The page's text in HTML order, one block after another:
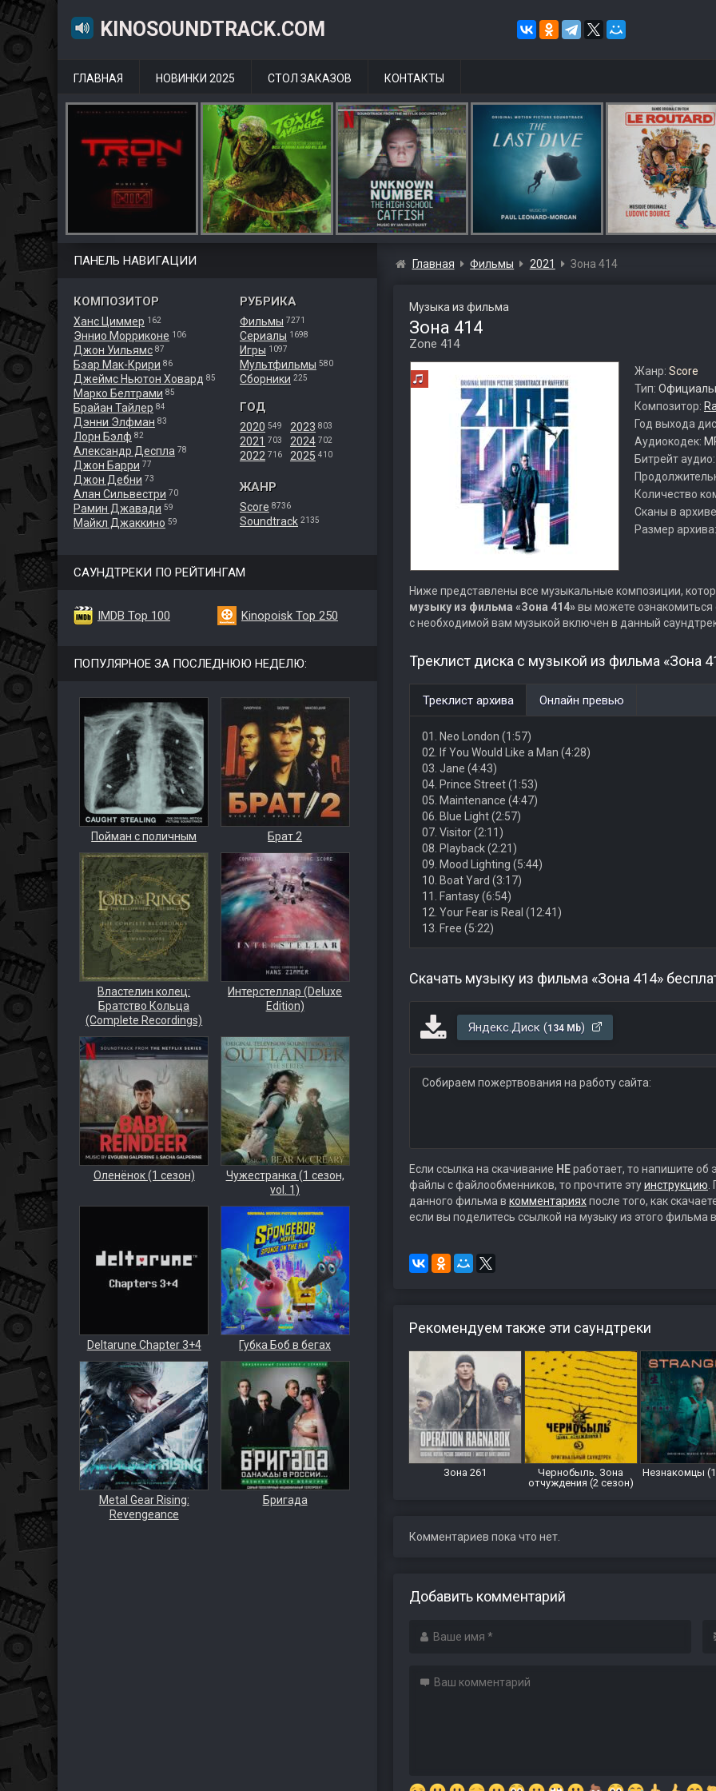
KINOSOUNDTRACK.COM
ГЛАВНАЯ НОВИНКИ 2025 СТОЛ ЗАКАЗОВ КОНТАКТЫ
ПАНЕЛЬ НАВИГАЦИИ
КОМПОЗИТОР
Ханс Циммер 162
Эннио Морриконе 106
Джон Уильямс 87
Бэар Мак-Крири 86
Джеймс Ньютон Ховард 85
Марко Белтрами 85
Брайан Тайлер 84
Дэнни Элфман 83
Лорн Бэлф 82
Александр Деспла 78
Джон Барри 77
Джон Дебни 73
Алан Сильвестри 70
Рамин Джавади 59
Майкл Джаккино 59
РУБРИКА
Фильмы 7271
Сериалы 1698
Игры 1097
Мультфильмы 580
Сборники 225
ГОД
2020 549
2021 703
2022 716
2023 803
2024 702
2025 410
ЖАНР
Score 8736
Soundtrack 2135
САУНДТРЕКИ ПО РЕЙТИНГАМ
IMDB Top 100 Kinopoisk Top 250
ПОПУЛЯРНОЕ ЗА ПОСЛЕДНЮЮ НЕДЕЛЮ:
Пойман с поличным Брат 2
Властелин колец:
Братство Кольца
(Complete Recordings)
Интерстеллар (Deluxe
Edition)
Оленёнок (1 сезон)
Чужестранка (1 сезон,
vol. 1)
Deltarune Chapter 3+4 Губка Боб в бегах
Metal Gear Rising:
Revengeance
Бригада
Главная Фильмы 2021 Зона 414
Музыка из фильма
Зона 414
Zone 414
Жанр: Score
Тип:
Композитор:
Год выхода
Аудиокодек:
Битрейт
Количество
Сканы в
Размер
Ниже представлены все музыкальные композиции,
музыку из фильма «Зона 414»вы можете ознакомиться
с необходимой вам музыкой включен в данный
Треклист диска с музыкой из фильма «Зона
Треклист архива Онлайн превью
01. Neo London (1:57)
02. If You Would Like a Man (4:28)
03. Jane (4:43)
04. Prince Street (1:53)
05. Maintenance (4:47)
06. Blue Light (2:57)
07. Visitor (2:11)
08. Playback (2:21)
09. Mood Lighting (5:44)
10. Boat Yard (3:17)
11. Fantasy (6:54)
12. Your Fear is Real (12:41)
13. Free (5:22)
Скачать музыку из фильма «Зона 414»
Яндекс.Диск (134 Mb)
Собираем пожертвования на работу сайта:
Если ссылка на скачивание НЕработает, то напишите об
файлы с файлообменников, то прочтите этуинструкцию
данного фильма в комментарияхпосле того, как
если вы поделитесь ссылкой на музыку из этого фильма
Рекомендуем также эти саундтреки
Зона 261
Чернобыль. Зона
отчуждения (2 сезон)
Незнакомцы
Комментариев пока что нет.
Добавить комментарий